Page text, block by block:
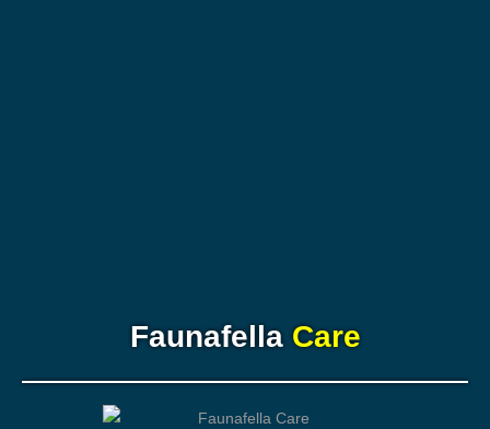
FaunafellaCare